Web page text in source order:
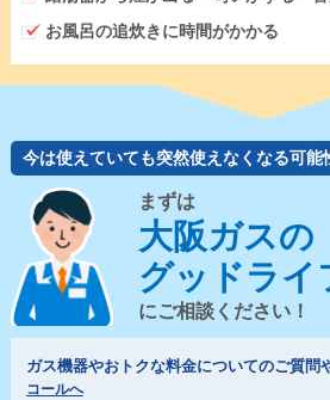
お風呂の追炊きに時間がかかる
今は使えていても突然使えなくなる可能
まずは
大阪ガスの
グッドライ
にご相談ください！
ガス機器やおトクな料金についてのご質問
コールへ